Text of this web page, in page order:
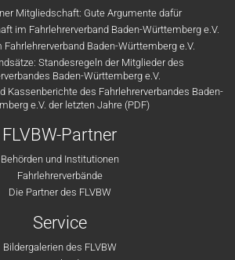
Mitgliedschaft: Gute Argumente dafür
im Fahrlehrerverband Baden-Württemberg e.V.
Baden-Württemberg e.V.
Standesregeln der Mitglieder des
Baden-Württemberg e.V.
Kassenberichte des Fahrlehrerverbandes Baden-
e.V. der letzten Jahre (PDF)
FLVBW-Partner
Behörden und Institutionen
Fahrlehrerverbände
Die Partner des FLVBW
Service
Bildergalerien des FLVBW